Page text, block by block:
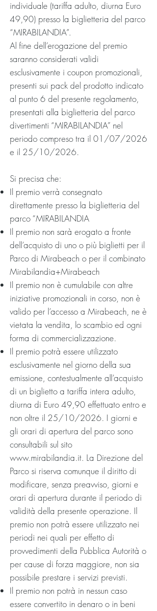
individuale (tariffa adulto, diurna Euro
49,90) presso la biglietteria del parco
“MIRABILANDIA”.
Al fine dell’erogazione del premio
saranno considerati validi
esclusivamente i coupon promozionali,
presenti sui pack del prodotto indicato
al punto 6 del presente regolamento,
presentati alla biglietteria del parco
divertimenti “MIRABILANDIA” nel
periodo compreso tra il 01/07/2026
e il 25/10/2026.
Si precisa che:
Il premio verrà consegnato
direttamente presso la biglietteria del
parco “MIRABILANDIA
Il premio non sarà erogato a fronte
dell’acquisto di uno o più biglietti per il
Parco di Mirabeach o per il combinato
Mirabilandia+Mirabeach
Il premio non è cumulabile con altre
iniziative promozionali in corso, non è
valido per l’accesso a Mirabeach, ne è
vietata la vendita, lo scambio ed ogni
forma di commercializzazione.
Il premio potrà essere utilizzato
esclusivamente nel giorno della sua
emissione, contestualmente all’acquisto
di un biglietto a tariffa intera adulto,
diurna di Euro 49,90 effettuato entro e
non oltre il 25/10/2026. I giorni e
gli orari di apertura del parco sono
consultabili sul sito
www.mirabilandia.it. La Direzione del
Parco si riserva comunque il diritto di
modificare, senza preavviso, giorni e
orari di apertura durante il periodo di
validità della presente operazione. Il
premio non potrà essere utilizzato nei
periodi nei quali per effetto di
provvedimenti della Pubblica Autorità o
per cause di forza maggiore, non sia
possibile prestare i servizi previsti.
Il premio non potrà in nessun caso
essere convertito in denaro o in beni